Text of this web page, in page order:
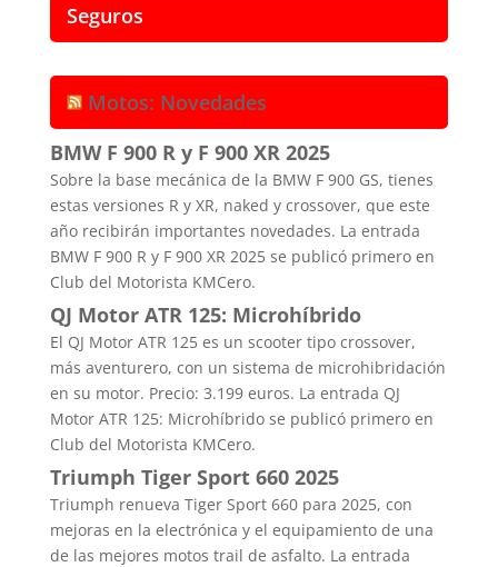
Seguros
Motos: Novedades
BMW F 900 R y F 900 XR 2025
Sobre la base mecánica de la BMW F 900 GS, tienes
estas versiones R y XR, naked y crossover, que este
año recibirán importantes novedades. La entrada
BMW F 900 R y F 900 XR 2025 se publicó primero en
Club del Motorista KMCero.
QJ Motor ATR 125: Microhíbrido
El QJ Motor ATR 125 es un scooter tipo crossover,
más aventurero, con un sistema de microhibridación
en su motor. Precio: 3.199 euros. La entrada QJ
Motor ATR 125: Microhíbrido se publicó primero en
Club del Motorista KMCero.
Triumph Tiger Sport 660 2025
Triumph renueva Tiger Sport 660 para 2025, con
mejoras en la electrónica y el equipamiento de una
de las mejores motos trail de asfalto. La entrada